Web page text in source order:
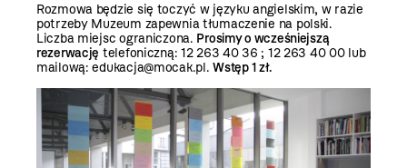
Rozmowa będzie się toczyć w języku angielskim, w razie
potrzeby Muzeum zapewnia tłumaczenie na polski.
Liczba miejsc ograniczona. Prosimy o wcześniejszą
rezerwację telefoniczną: 12 263 40 36 ; 12 263 40 00lub
mailową:edukacja@mocak.pl.Wstęp 1 zł.